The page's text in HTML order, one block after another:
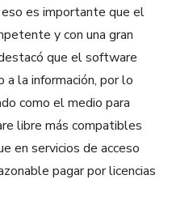
es importante que el
y con una gran
que el software
la información, por lo
como el medio para
libre más compatibles
en servicios de acceso
pagar por licencias